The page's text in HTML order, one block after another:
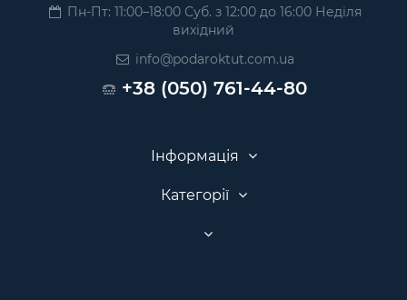
Пн-Пт: 11:00–18:00 Суб. з 12:00 до 16:00 Неділя
вихідний
info@podaroktut.com.ua
+38 (050) 761-44-80
Інформація
Категорії